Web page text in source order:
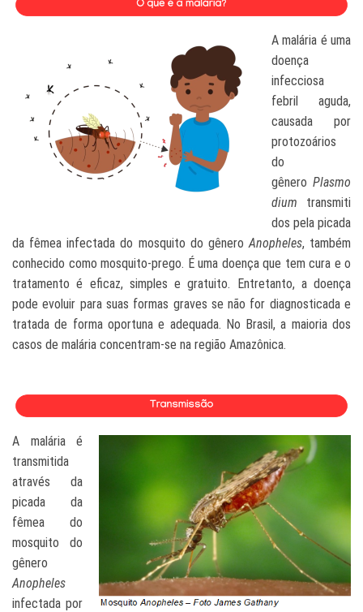
A malária é uma
doença
infecciosa
febril aguda,
causada por
protozoários
do
gênero Plasmo
dium transmiti
dos pela picada
da fêmea infectada do mosquito do gêneroAnopheles, também
conhecido como mosquito-prego. É uma doença que tem cura e o
tratamento é eficaz, simples e gratuito. Entretanto, a doença
pode evoluir para suas formas graves se não for diagnosticada e
tratada de forma oportuna e adequada. No Brasil, a maioria dos
casos de malária concentram-se na região Amazônica.
A malária é
transmitida
através da
picada da
fêmea do
mosquito do
gênero
Anopheles
infectada por